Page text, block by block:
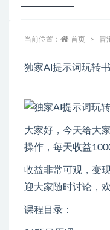
当前位置： 首页 冒
独家AI提示词玩转
大家好，今天给大
操作，每天收益
收益非常可观，变
迎大家随时讨论，
课程目录：